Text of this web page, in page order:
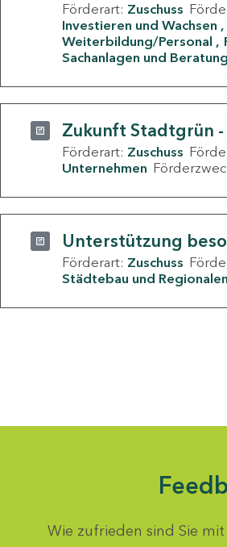
Förderart: Zuschuss
Investieren und Wachsen
Weiterbildung/Personal
Sachanlagen und Beratung
Zukunft Stadtgrün -
Förderart: Zuschuss
Unternehmen
Unterstützung
Förderart: Zuschuss
Städtebau und
Wie zufrieden sind Sie